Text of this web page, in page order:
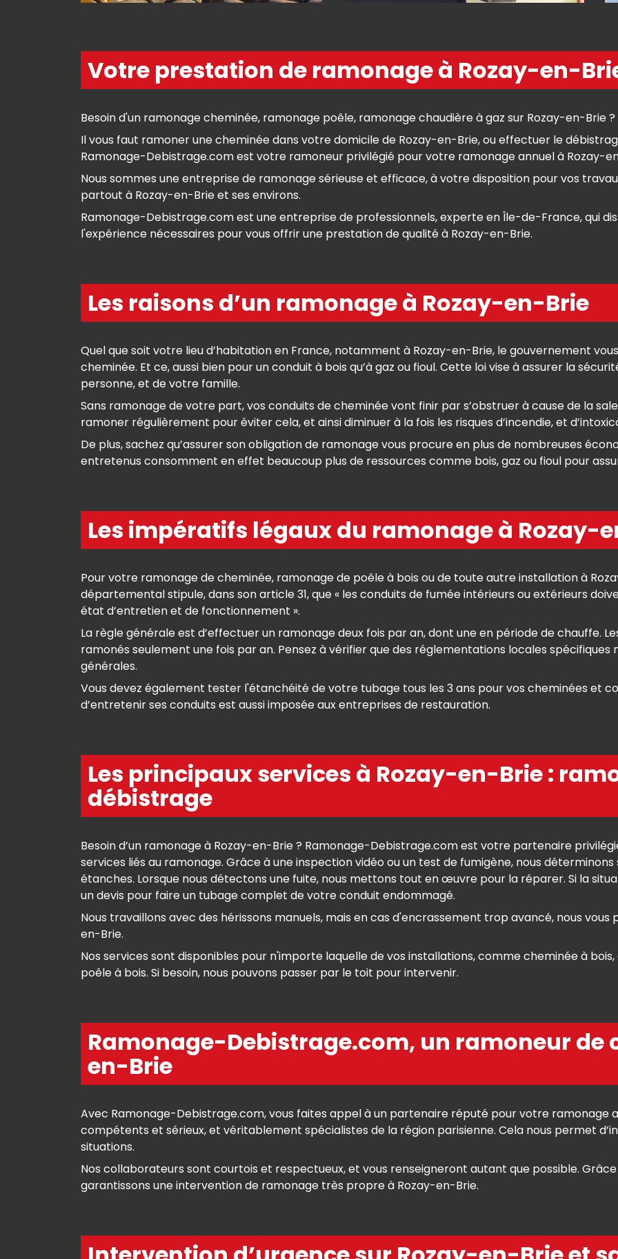
Votre prestation de ramonage à Rozay-en-
Besoin d'un ramonage cheminée, ramonage poêle, ramonage chaudière à gaz sur Rozay-en-Brie ?
Il vous faut ramoner une cheminée dans votre domicile de Rozay-en-Brie, ou effectuer le
Ramonage-Debistrage.com est votre ramoneur privilégié pour votre ramonage annuel à Rozay-
Nous sommes une entreprise de ramonage sérieuse et efficace, à votre disposition pour vos
partout à Rozay-en-Brie et ses environs.
Ramonage-Debistrage.com est une entreprise de professionnels, experte en Île-de-France, qui
l'expérience nécessaires pour vous offrir une prestation de qualité à Rozay-en-Brie.
Les raisons d’un ramonage à Rozay-en-Brie
Quel que soit votre lieu d’habitation en France, notamment à Rozay-en-Brie, le gouvernement
cheminée. Et ce, aussi bien pour un conduit à bois qu’à gaz ou fioul. Cette loi vise à assurer la
personne, et de votre famille.
Sans ramonage de votre part, vos conduits de cheminée vont finir par s’obstruer à cause de la
ramoner régulièrement pour éviter cela, et ainsi diminuer à la fois les risques d’incendie, et
De plus, sachez qu’assurer son obligation de ramonage vous procure en plus de nombreuses
entretenus consomment en effet beaucoup plus de ressources comme bois, gaz ou fioul pour
Les impératifs légaux du ramonage à Rozay-
Pour votre ramonage de cheminée, ramonage de poêle à bois ou de toute autre installation à
départemental stipule, dans son article 31, que « les conduits de fumée intérieurs ou extérieurs
état d’entretien et de fonctionnement ».
La règle générale est d’effectuer un ramonage deux fois par an, dont une en période de chauffe.
ramonés seulement une fois par an. Pensez à vérifier que des réglementations locales spécifiques
générales.
Vous devez également tester l'étanchéité de votre tubage tous les 3 ans pour vos cheminées et
d’entretenir ses conduits est aussi imposée aux entreprises de restauration.
Les principaux services à Rozay-en-Brie :
débistrage
Besoin d’un ramonage à Rozay-en-Brie ? Ramonage-Debistrage.com est votre partenaire
services liés au ramonage. Grâce à une inspection vidéo ou un test de fumigène, nous
étanches. Lorsque nous détectons une fuite, nous mettons tout en œuvre pour la réparer. Si la
un devis pour faire un tubage complet de votre conduit endommagé.
Nous travaillons avec des hérissons manuels, mais en cas d'encrassement trop avancé, nous
en-Brie.
Nos services sont disponibles pour n'importe laquelle de vos installations, comme cheminée à
poêle à bois. Si besoin, nous pouvons passer par le toit pour intervenir.
Ramonage-Debistrage.com, un ramoneur de
en-Brie
Avec Ramonage-Debistrage.com, vous faites appel à un partenaire réputé pour votre ramonage
compétents et sérieux, et véritablement spécialistes de la région parisienne. Cela nous permet
situations.
Nos collaborateurs sont courtois et respectueux, et vous renseigneront autant que possible.
garantissons une intervention de ramonage très propre à Rozay-en-Brie.